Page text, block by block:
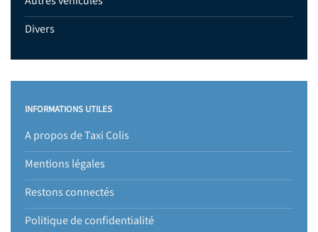
Divers
INFORMATIONS UTILES
A propos de Taxi Colis
Mentions légales
Restons connectés
Politique de confidentialité